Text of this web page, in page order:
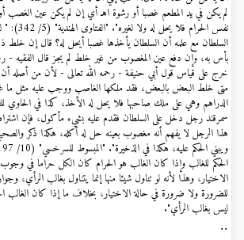
لم يكن في يد المطعم غصبا أو رشوة اهـ أي إن لم يكن عين الغصب أو
نفس الحرام
السلطان مع علمه أن السلطان يأخذها غصبا أيحل له؟ قال إن خلط
بأس به، وإن دفع عين المغصوب من غير خلط لم يجز قال الفقيه -
خرج على قياس قول أبي حنيفة - رحمه الله تعالى - لأن من أصله
متى خلط البعض بالبعض، فقد ملكها الغاصب ووجب عليه مثل ما
الدراهم وهي على ملك صاحبها فلا يحل له الأخذ، كذا في الحاوي
سمرقند رجل دخل على السلطان فقدم عليه بشيء مأكول، فإن
هذا الرجل لا يفهم أنه مغصوب بعينه حل له أكله، هكذا ذكر
الحكم للغالب وإذا كان الغالب هو الحرام كان الكل حراما في
الاختيار، وهذا لأنه لو تناول شيئا منها إنما يتناول بغالب الرأي،
للضرورة ولا ضرورة في حالة الاختيار، بخلاف ما إذا كان الغالب
ليس بغالب الرأي".
..